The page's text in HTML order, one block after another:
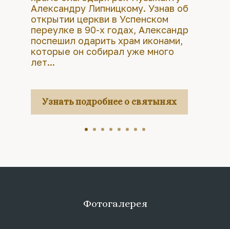
Александру Липницкому. Узнав об
открытии церкви в Успенском
переулке в 90-х годах, Александр
поспешил одарить храм иконами,
которые он собирал уже много
лет...
Узнать подробнее о святынях
Фотогалерея